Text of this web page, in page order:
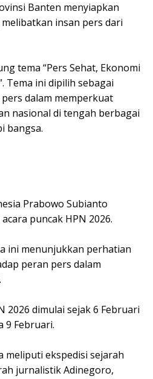
Banten menyiapkan
insan pers dari
tema “Pers Sehat, Ekonomi
Tema ini dipilih sebagai
dalam memperkuat
nasional di tengah berbagai
bangsa.
Prabowo Subianto
puncak HPN 2026.
ini menunjukkan perhatian
peran pers dalam
2026 dimulai sejak 6 Februari
9 Februari.
meliputi ekspedisi sejarah
jurnalistik Adinegoro,